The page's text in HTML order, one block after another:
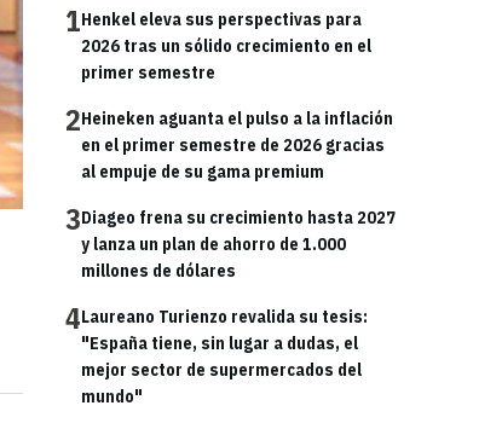
1Henkel eleva sus perspectivas para
2026 tras un sólido crecimiento en el
primer semestre
2Heineken aguanta el pulso a la inflación
en el primer semestre de 2026 gracias
al empuje de su gama premium
3Diageo frena su crecimiento hasta 2027
y lanza un plan de ahorro de 1.000
millones de dólares
4Laureano Turienzo revalida su tesis:
"España tiene, sin lugar a dudas, el
mejor sector de supermercados del
mundo"